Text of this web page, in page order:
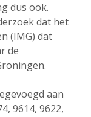
dus ook.
dat het
(IMG) dat
de
aan
9614, 9622,